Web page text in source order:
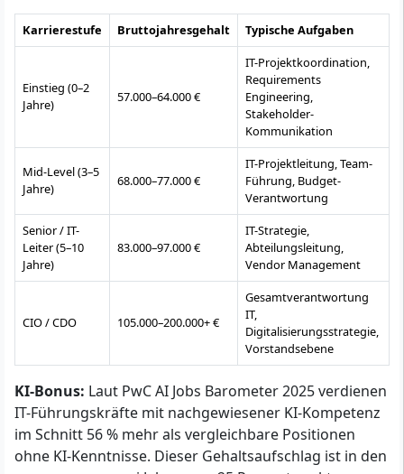
Karrierestufe Bruttojahresgehalt Typische Aufgaben
Einstieg (0–2
Jahre)
57.000–64.000 €
IT-Projektkoordination,
Requirements
Engineering,
Stakeholder-
Kommunikation
Mid-Level (3–5
Jahre)
68.000–77.000 €
IT-Projektleitung, Team-
Führung, Budget-
Verantwortung
Senior / IT-
Leiter (5–10
Jahre)
83.000–97.000 €
IT-Strategie,
Abteilungsleitung,
Vendor Management
CIO / CDO 105.000–200.000+ €
Gesamtverantwortung
IT,
Digitalisierungsstrategie,
Vorstandsebene
KI-Bonus: Laut PwC AI Jobs Barometer 2025 verdienen
IT-Führungskräfte mit nachgewiesener KI-Kompetenz
im Schnitt 56 % mehr als vergleichbare Positionen
ohne KI-Kenntnisse. Dieser Gehaltsaufschlag ist in den